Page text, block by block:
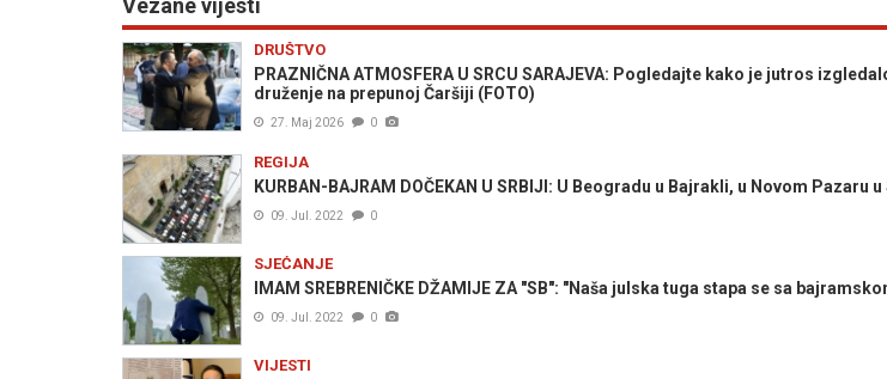
Vezane vijesti
DRUŠTVO
PRAZNIČNA ATMOSFERA U SRCU SARAJEVA: Pogledajte kako je jutros
druženje na prepunoj Čaršiji (FOTO)
27. Maj 2026 0
REGIJA
KURBAN-BAJRAM DOČEKAN U SRBIJI: U Beogradu u Bajrakli, u Novom Pazaru
09. Jul. 2022 0
SJEĆANJE
IMAM SREBRENIČKE DŽAMIJE ZA "SB": "Naša julska tuga stapa se sa
09. Jul. 2022 0
VIJESTI